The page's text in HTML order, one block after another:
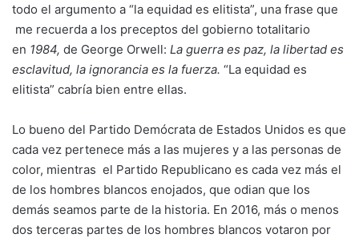
todo el argumento a “la equidad es elitista”, una frase que
me recuerda a los preceptos del gobierno totalitario
en 1984, de George Orwell: La guerra es paz, la libertad es
esclavitud, la ignorancia es la fuerza. “La equidad es
elitista” cabría bien entre ellas.
Lo bueno del Partido Demócrata de Estados Unidos es que
cada vez pertenece más a las mujeres y a las personas de
color, mientras el Partido Republicano es cada vez más el
de los hombres blancos enojados, que odian que los
demás seamos parte de la historia. En 2016, más o menos
dos terceras partes de los hombres blancos votaron por